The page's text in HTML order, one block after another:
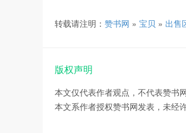
转载请注明： 赞书网 » 宝贝 » 出售
版权声明
本文仅代表作者观点，不代表赞书网
本文系作者授权赞书网发表，未经